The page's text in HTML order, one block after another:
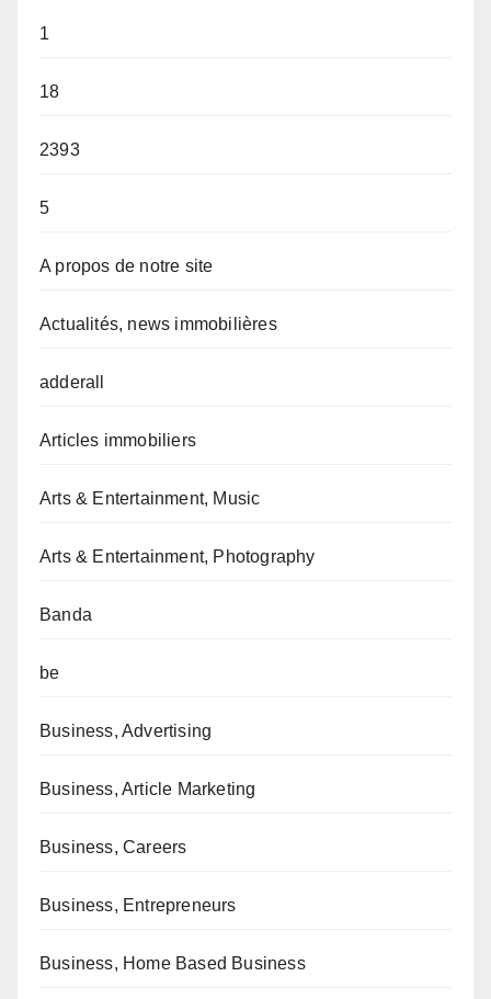
1
18
2393
5
A propos de notre site
Actualités, news immobilières
adderall
Articles immobiliers
Arts & Entertainment, Music
Arts & Entertainment, Photography
Banda
be
Business, Advertising
Business, Article Marketing
Business, Careers
Business, Entrepreneurs
Business, Home Based Business